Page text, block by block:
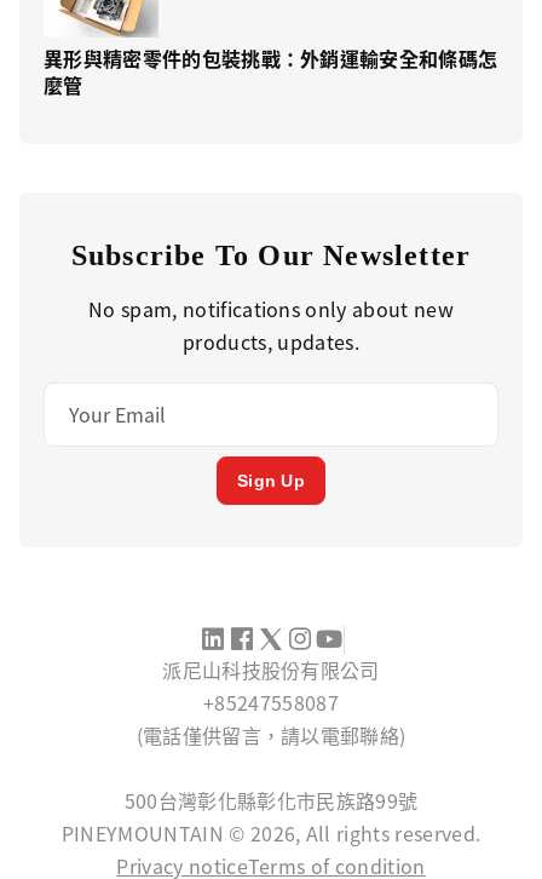
異形與精密零件的包裝挑戰：外銷運輸安全和條碼怎
麼管
Subscribe To Our Newsletter
No spam, notifications only about new
products, updates.
Sign Up
派尼山科技股份有限公司
+85247558087
(電話僅供留言，請以電郵聯絡)
500台灣彰化縣彰化市民族路99號
PINEYMOUNTAIN © 2026, All rights reserved.
Privacy noticeTerms of condition